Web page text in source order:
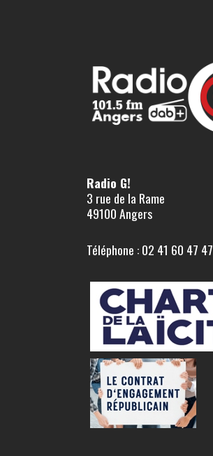
Radio G!
3 rue de la Rame
49100 Angers
Téléphone : 02 41 60 47 47